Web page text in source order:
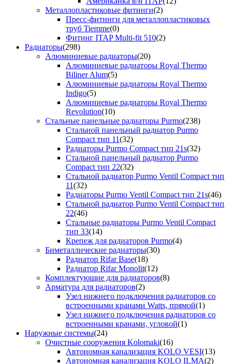
Металлопластиковые фитинги(2)
Пресс-фитинги для металлопластиковых
труб Tiemme(0)
Фитинг ITAP Multi-fit 510(2)
Радиаторы(298)
Алюминиевые радиаторы(20)
Алюминиевые радиаторы Royal Thermo
Biliner Alum(5)
Алюминиевые радиаторы Royal Thermo
Indigo(5)
Алюминиевые радиаторы Royal Thermo
Revolution(10)
Стальные панельные радиаторы Purmo(238)
Стальной панельный радиатор Purmo
Compact тип 11(32)
Радиаторы Purmo Compact тип 21s(32)
Стальной панельный радиатор Purmo
Compact тип 22(32)
Стальной радиатор Purmo Ventil Compact тип
11(32)
Радиаторы Purmo Ventil Compact тип 21s(46)
Стальной радиатор Purmo Ventil Compact тип
22(46)
Стальные радиаторы Purmo Ventil Compact
тип 33(14)
Крепеж для радиаторов Purmo(4)
Биметаллические радиаторы(30)
Радиатор Rifar Base(18)
Радиатор Rifar Monolit(12)
Комплектующие для радиаторов(8)
Арматура для радиаторов(2)
Узел нижнего подключения радиаторов со
встроенными кранами Watts, прямой(1)
Узел нижнего подключения радиаторов со
встроенными кранами, угловой(1)
Наружные системы(24)
Очистные сооружения Kolomaki(16)
Автономная канализация KOLO VESI(13)
Автономная канализация KOLO ILMA(2)